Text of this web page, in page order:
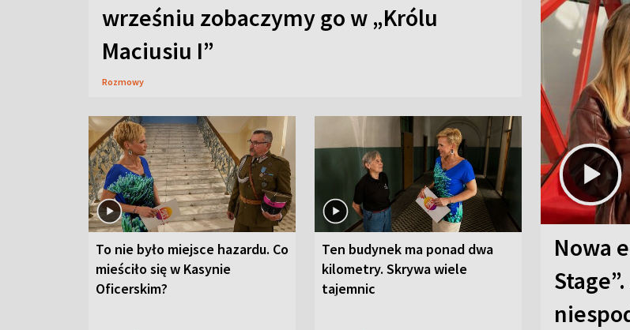
wrześniu zobaczymy go w „Królu
Maciusiu I”
Rozmowy
To nie było miejsce hazardu. Co
mieściło się w Kasynie
Oficerskim?
Ten budynek ma ponad dwa
kilometry. Skrywa wiele
tajemnic
Nowa